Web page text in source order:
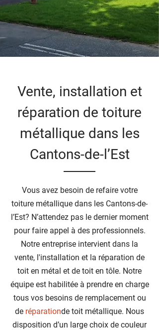
Vente, installation et
réparation de toiture
métallique dans les
Cantons-de-l’Est
Vous avez besoin de refaire votre
toiture métallique dans les Cantons-de-
l’Est? N’attendez pas le dernier moment
pour faire appel à des professionnels.
Notre entreprise intervient dans la
vente, l'installation et la réparation de
toit en métal et de toit en tôle. Notre
équipe est habilitée à prendre en charge
tous vos besoins de remplacement ou
de réparationde toit métallique. Nous
disposition d’un large choix de couleur